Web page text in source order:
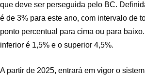
que deve ser perseguida pelo BC.
é de 3% para este ano, com intervalo de
ponto percentual para cima ou para
inferior é 1,5% e o superior 4,5%.
A partir de 2025, entrará em vigor o